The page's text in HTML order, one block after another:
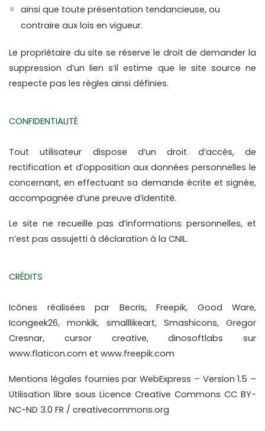
ainsi que toute présentation tendancieuse, ou
contraire aux lois en vigueur.
Le propriétaire du site se réserve le droit de demander la
suppression d’un lien s’il estime que le site source ne
respecte pas les règles ainsi définies.
CONFIDENTIALITÉ
Tout utilisateur dispose d’un droit d’accès, de
rectification et d’opposition aux données personnelles le
concernant, en effectuant sa demande écrite et signée,
accompagnée d’une preuve d’identité.
Le site ne recueille pas d’informations personnelles, et
n’est pas assujetti à déclaration à la CNIL.
CRÉDITS
Icônes réalisées par Becris, Freepik, Good Ware,
Icongeek26, monkik, smalllikeart, Smashicons, Gregor
Cresnar, cursor creative, dinosoftlabs sur
www.flaticon.com et www.freepik.com
Mentions légales fournies par WebExpress – Version 1.5 –
Utilisation libre sous Licence Creative Commons CC BY-
NC-ND 3.0 FR / creativecommons.org